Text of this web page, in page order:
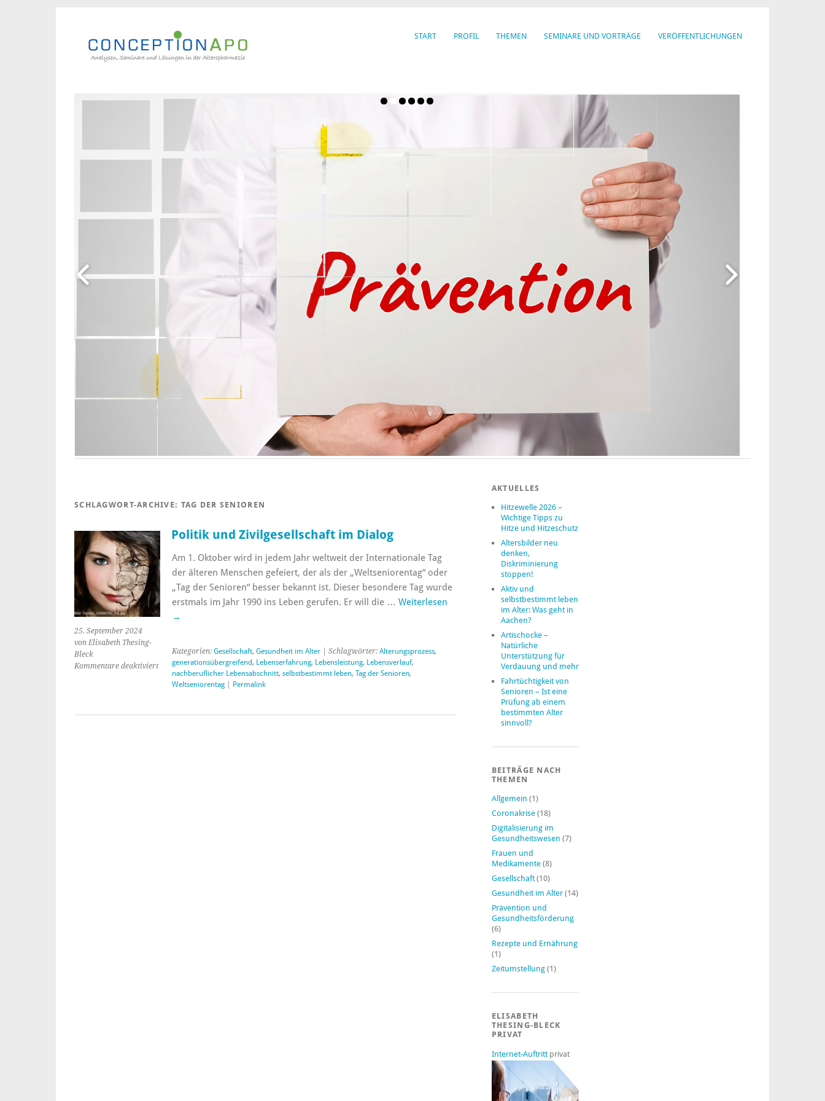
START PROFIL THEMEN SEMINARE UND VORTRÄGE VERÖFFENTLICHUNGEN
SCHLAGWORT-ARCHIVE: TAG DER SENIOREN
25. September 2024
von Elisabeth Thesing-
Bleck
Kommentare deaktiviertfür
Politik
im
Politik und Zivilgesellschaft im Dialog
Am 1. Oktober wird in jedem Jahr weltweit der Internationale Tag
der älteren Menschen gefeiert, der als der „Weltseniorentag“ oder
„Tag der Senioren“ besser bekannt ist. Dieser besondere Tag wurde
erstmals im Jahr 1990 ins Leben gerufen. Er will die … Weiterlesen
→
Kategorien: Gesellschaft, Gesundheit im Alter| Schlagwörter: Alterungsprozess,
generationsübergreifend, Lebenserfahrung, Lebensleistung, Lebensverlauf,
nachberuflicher Lebensabschnitt, selbstbestimmt leben, Tag der Senioren,
Weltseniorentag| Permalink
AKTUELLES
Hitzewelle 2026 –
Wichtige Tipps zu
Hitze und Hitzeschutz
Altersbilder neu
denken,
Diskriminierung
stoppen!
Aktiv und
selbstbestimmt leben
im Alter: Was geht in
Aachen?
Artischocke –
Natürliche
Unterstützung für
Verdauung und mehr
Fahrtüchtigkeit von
Senioren – Ist eine
Prüfung ab einem
bestimmten Alter
sinnvoll?
BEITRÄGE NACH
THEMEN
Allgemein (1)
Coronakrise(18)
Digitalisierung im
Gesundheitswesen (7)
Frauen und
Medikamente(8)
Gesellschaft(10)
Gesundheit im Alter(14)
Prävention und
Gesundheitsförderung
(6)
Rezepte und Ernährung
(1)
Zeitumstellung(1)
ELISABETH
THESING-BLECK
PRIVAT
Internet-Auftritt privat